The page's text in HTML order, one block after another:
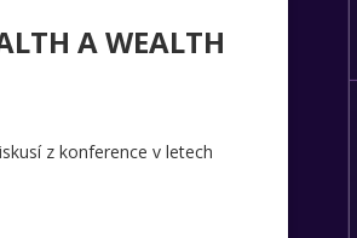
A WEALTH
z konference v letech